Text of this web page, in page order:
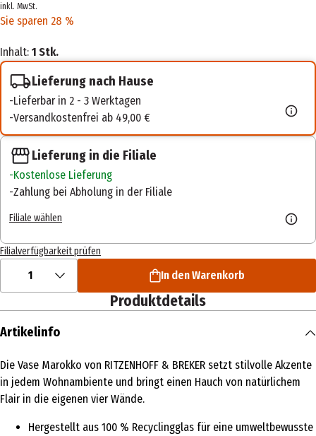
inkl. MwSt.
Sie sparen 28 %
Inhalt: 1 Stk.
Lieferung nach Hause
Lieferbar in 2 - 3 Werktagen
Versandkostenfrei ab 49,00 €
Lieferung in die Filiale
Kostenlose Lieferung
Zahlung bei Abholung in der Filiale
Filiale wählen
Filialverfügbarkeit prüfen
1 In den Warenkorb
Produktdetails
Artikelinfo
Die Vase Marokko von RITZENHOFF & BREKER setzt stilvolle Akzente
in jedem Wohnambiente und bringt einen Hauch von natürlichem
Flair in die eigenen vier Wände.
Hergestellt aus 100 % Recyclingglas für eine umweltbewusste